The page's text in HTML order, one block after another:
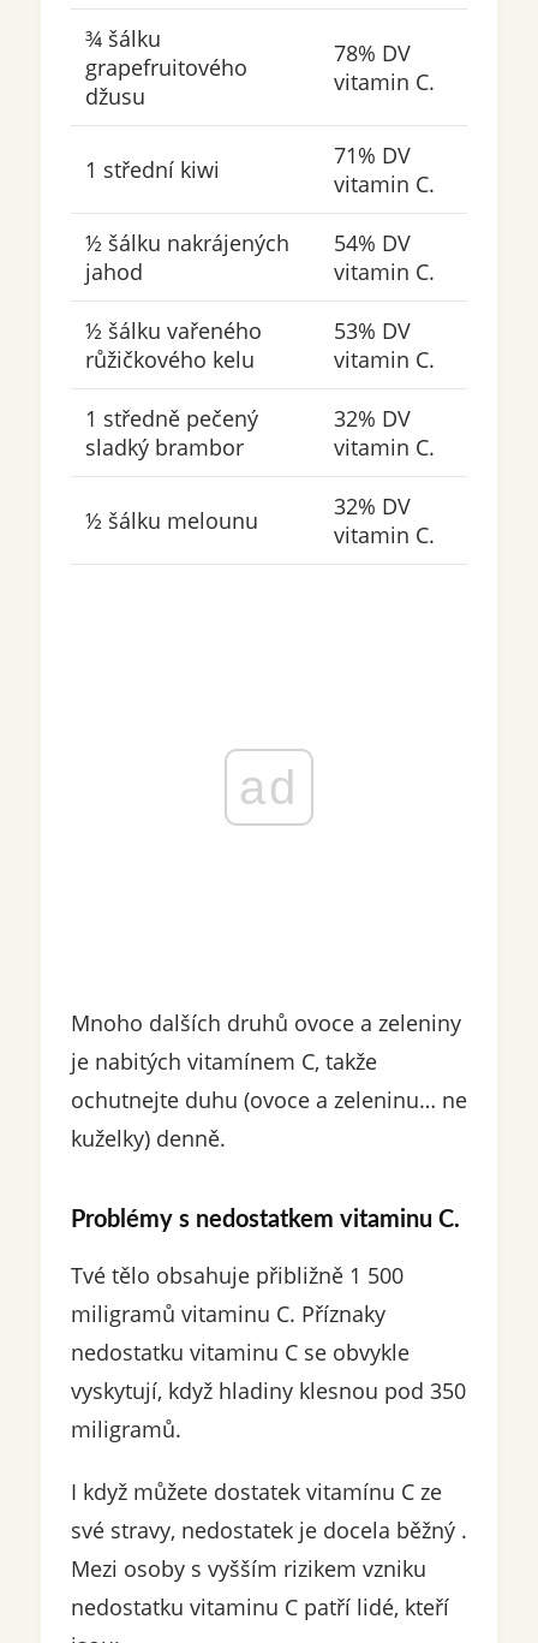
¾ šálku
grapefruitového
džusu
78% DV
vitamin C.
1 střední kiwi
71% DV
vitamin C.
½ šálku nakrájených
jahod
54% DV
vitamin C.
½ šálku vařeného
růžičkového kelu
53% DV
vitamin C.
1 středně pečený
sladký brambor
32% DV
vitamin C.
½ šálku melounu
32% DV
vitamin C.
ad
Mnoho dalších druhů ovoce a zeleniny
je nabitých vitamínem C, takže
ochutnejte duhu (ovoce a zeleninu… ne
kuželky) denně.
Problémy s nedostatkem vitaminu C.
Tvé tělo obsahuje přibližně 1 500
miligramů vitaminu C. Příznaky
nedostatku vitaminu C se obvykle
vyskytují, když hladiny klesnou pod 350
miligramů.
I když můžete dostatek vitamínu C ze
své stravy, nedostatek je docela běžný .
Mezi osoby s vyšším rizikem vzniku
nedostatku vitaminu C patří lidé, kteří